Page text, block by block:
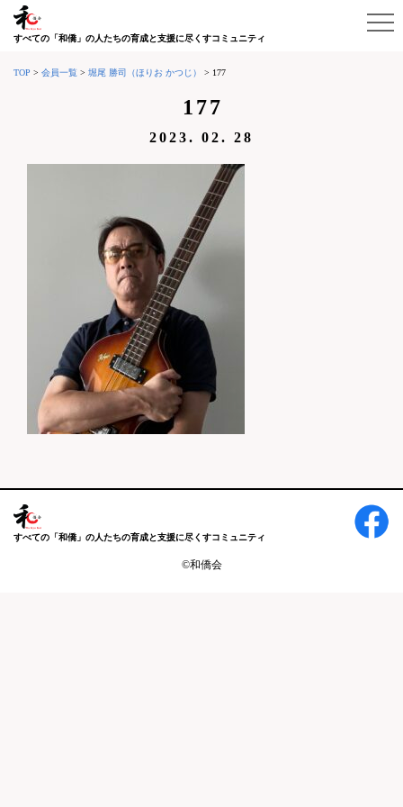
すべての「和僑」の人たちの育成と支援に尽くすコミュニティ
TOP > 会員一覧 > 堀尾 勝司（ほりお かつじ） > 177
177
2023. 02. 28
すべての「和僑」の人たちの育成と支援に尽くすコミュニティ
©和僑会